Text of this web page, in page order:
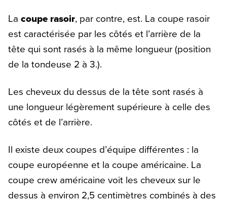
La coupe rasoir, par contre, est. La coupe rasoir
est caractérisée par les côtés et l’arrière de la
tête qui sont rasés à la même longueur (position
de la tondeuse 2 à 3.).
Les cheveux du dessus de la tête sont rasés à
une longueur légèrement supérieure à celle des
côtés et de l’arrière.
Il existe deux coupes d’équipe différentes : la
coupe européenne et la coupe américaine. La
coupe crew américaine voit les cheveux sur le
dessus à environ 2,5 centimètres combinés à des